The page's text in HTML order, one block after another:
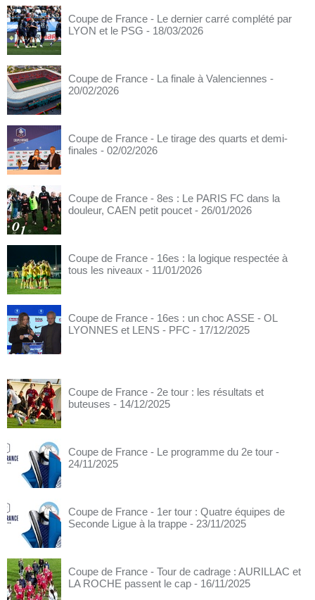
Coupe de France - Le dernier carré complété par
LYON et le PSG - 18/03/2026
Coupe de France - La finale à Valenciennes -
20/02/2026
Coupe de France - Le tirage des quarts et demi-
finales - 02/02/2026
Coupe de France - 8es : Le PARIS FC dans la
douleur, CAEN petit poucet - 26/01/2026
Coupe de France - 16es : la logique respectée à
tous les niveaux - 11/01/2026
Coupe de France - 16es : un choc ASSE - OL
LYONNES et LENS - PFC - 17/12/2025
Coupe de France - 2e tour : les résultats et
buteuses - 14/12/2025
Coupe de France - Le programme du 2e tour -
24/11/2025
Coupe de France - 1er tour : Quatre équipes de
Seconde Ligue à la trappe - 23/11/2025
Coupe de France - Tour de cadrage : AURILLAC et
LA ROCHE passent le cap - 16/11/2025